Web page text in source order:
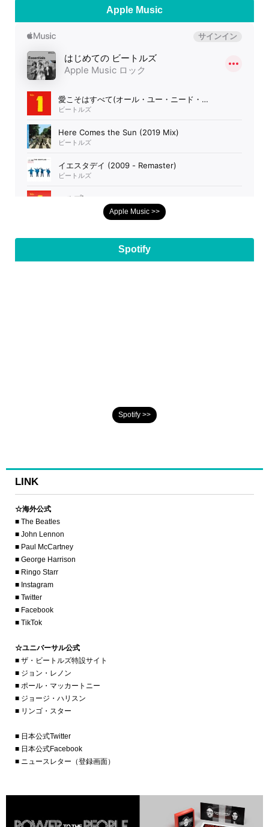
Apple Music
Apple Music >>
Spotify
Spotify >>
LINK
☆海外公式
■ The Beatles
■ John Lennon
■ Paul McCartney
■ George Harrison
■ Ringo Starr
■ Instagram
■ Twitter
■ Facebook
■ TikTok
☆ユニバーサル公式
■ ザ・ビートルズ特設サイト
■ ジョン・レノン
■ ポール・マッカートニー
■ ジョージ・ハリスン
■ リンゴ・スター
■ 日本公式Twitter
■ 日本公式Facebook
■ ニュースレター（登録画面）